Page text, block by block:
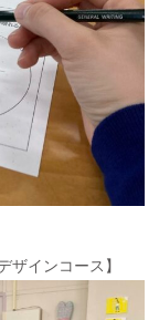
ザインコース】